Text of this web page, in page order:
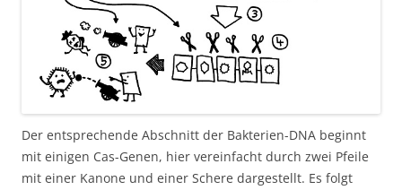
Der entsprechende Abschnitt der Bakterien-DNA beginnt
mit einigen Cas-Genen, hier vereinfacht durch zwei Pfeile
mit einer Kanone und einer Schere dargestellt. Es folgt